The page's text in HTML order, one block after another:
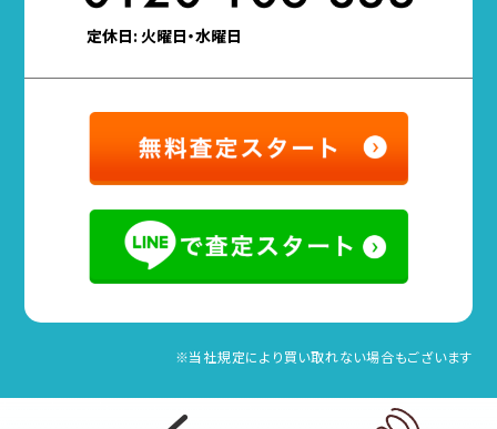
定休日: 火曜日・水曜日
※当社規定により買い取れない場合もございます